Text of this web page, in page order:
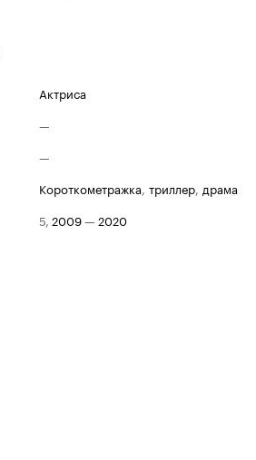
Актриса
—
—
короткометражка, триллер, драма
5, 2009— 2020